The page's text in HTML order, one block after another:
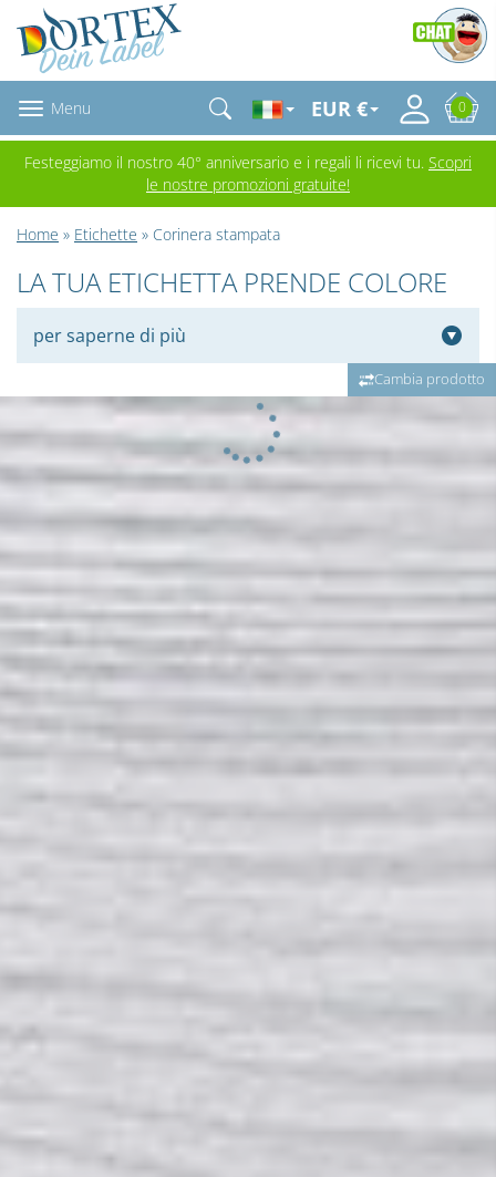
Menu EUR € 0
Festeggiamo il nostro 40° anniversario e i regali li ricevi tu. Scopri
le nostre promozioni gratuite!
Home » Etichette » Corinera stampata
LA TUA ETICHETTA PRENDE COLORE
per saperne di più